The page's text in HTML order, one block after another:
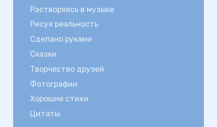
Растворяясь в музыке
Рисуя реальность
Сделано руками
Сказки
Творчество друзей
Фотографии
Хорошие стихи
Цитаты